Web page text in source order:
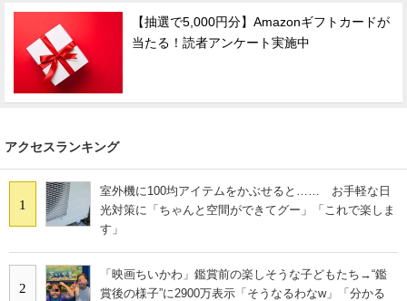
【抽選で5,000円分】Amazonギフトカードが
当たる！読者アンケート実施中
アクセスランキング
1
室外機に100均アイテムをかぶせると…… お手軽な日
光対策に「ちゃんと空間ができてグー」「これで楽しま
す」
2
「映画ちいかわ」鑑賞前の楽しそうな子どもたち→“鑑
賞後の様子”に2900万表示「そうなるわなw」「分かる